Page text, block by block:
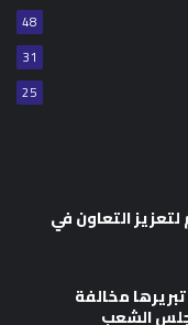
48
31
25
التعاون في
تبريرها مخالفة
الشعب